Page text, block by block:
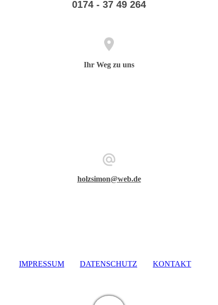
0174 - 37 49 264
Ihr Weg zu uns
holzsimon@web.de
IMPRESSUM DATENSCHUTZ KONTAKT